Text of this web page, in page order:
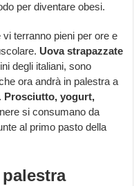
per diventare obesi.
vi terranno pieni per ore e
Uova strapazzate
degli italiani, sono
ora andrà in palestra a
Prosciutto, yogurt,
si consumano da
al primo pasto della